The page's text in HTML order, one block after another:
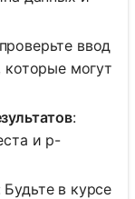
ввод
могут
:
и p-
Будьте в курсе